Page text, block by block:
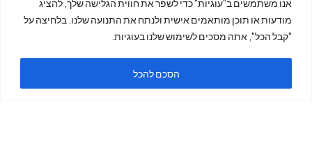
מודעות או תוכן מותאמים אישית ולנתח את התנועה שלנו. בלחיצה על
"קבל הכל", אתה מסכים לשימוש שלנו בעוגיות.
הסכם להכל
מייל:
king7phonex@gmail.c